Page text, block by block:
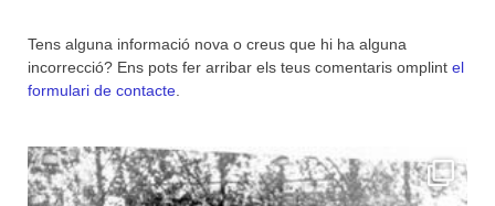
Tens alguna informació nova o creus que hi ha alguna
incorrecció? Ens pots fer arribar els teus comentaris omplint el
formulari de contacte